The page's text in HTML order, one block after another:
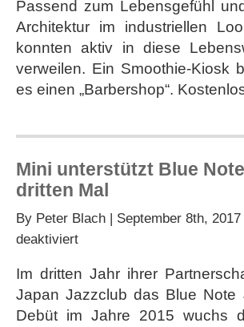
Barbershop
Mini
von
Ambrosius
Passend zum Lebensgefühl
Architektur im industriellen
konnten aktiv in diese
verweilen. Ein Smoothie-Kiosk
es einen „Barbershop“.
Mini unterstützt Blue
dritten Mal
By Peter Blach | September 8th,
deaktiviertfür
Blue
Note
Festival
Im dritten Jahr ihrer
Japan Jazzclub das Blue Note
Debüt im Jahre 2015 wuchs